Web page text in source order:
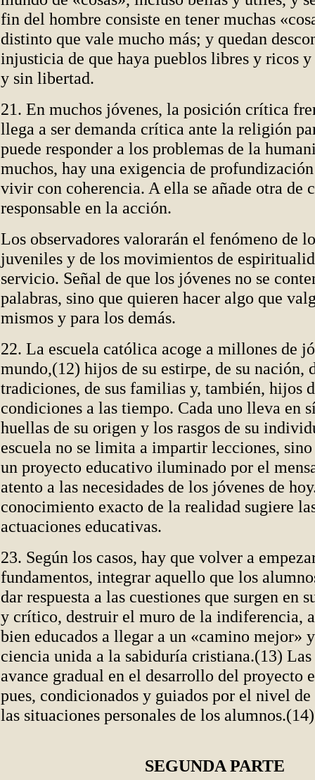
fin del hombre consiste en tener muchas
distinto que vale mucho más; y quedan
injusticia de que haya pueblos libres y ricos y
y sin libertad.
21. En muchos jóvenes, la posición crítica
llega a ser demanda crítica ante la religión
puede responder a los problemas de la
muchos, hay una exigencia de
vivir con coherencia. A ella se añade otra de
responsable en la acción.
Los observadores valorarán el fenómeno de
juveniles y de los movimientos de
servicio. Señal de que los jóvenes no se
palabras, sino que quieren hacer algo que
mismos y para los demás.
22. La escuela católica acoge a millones de
mundo,(12) hijos de su estirpe, de su nación,
tradiciones, de sus familias y, también, hijos
condiciones a las tiempo. Cada uno lleva en
huellas de su origen y los rasgos de su
escuela no se limita a impartir lecciones,
un proyecto educativo iluminado por el
atento a las necesidades de los jóvenes de
conocimiento exacto de la realidad sugiere
actuaciones educativas.
23. Según los casos, hay que volver a
fundamentos, integrar aquello que los
dar respuesta a las cuestiones que surgen en
y crítico, destruir el muro de la indiferencia,
bien educados a llegar a un «camino mejor»
ciencia unida a la sabiduría cristiana.(13)
avance gradual en el desarrollo del proyecto
pues, condicionados y guiados por el nivel
las situaciones personales de los alumnos.(14)
SEGUNDA PARTE